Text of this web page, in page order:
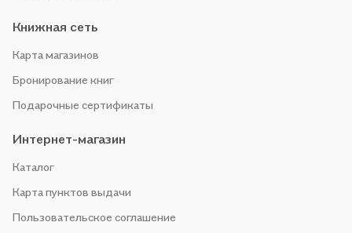
Книжная сеть
Карта магазинов
Бронирование книг
Подарочные сертификаты
Интернет-магазин
Каталог
Карта пунктов выдачи
Пользовательское соглашение